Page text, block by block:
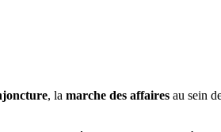
, la marche des affaires au sein